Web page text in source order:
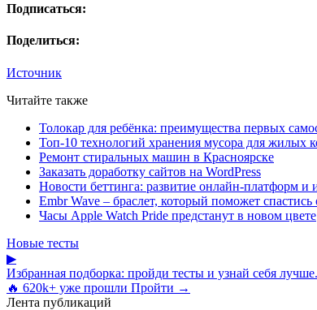
Подписаться:
Поделиться:
Источник
Читайте также
Толокар для ребёнка: преимущества первых
Топ-10 технологий хранения мусора для жилых
Ремонт стиральных машин в Красноярске
Заказать доработку сайтов на WordPress
Новости беттинга: развитие онлайн-платформ и
Embr Wave – браслет, который поможет
Часы Apple Watch Pride предстанут в новом цвете
Новые тесты
▶
Избранная подборка: пройди тесты и узнай себя лучше.
🔥 620k+ уже прошли Пройти →
Лента публикаций